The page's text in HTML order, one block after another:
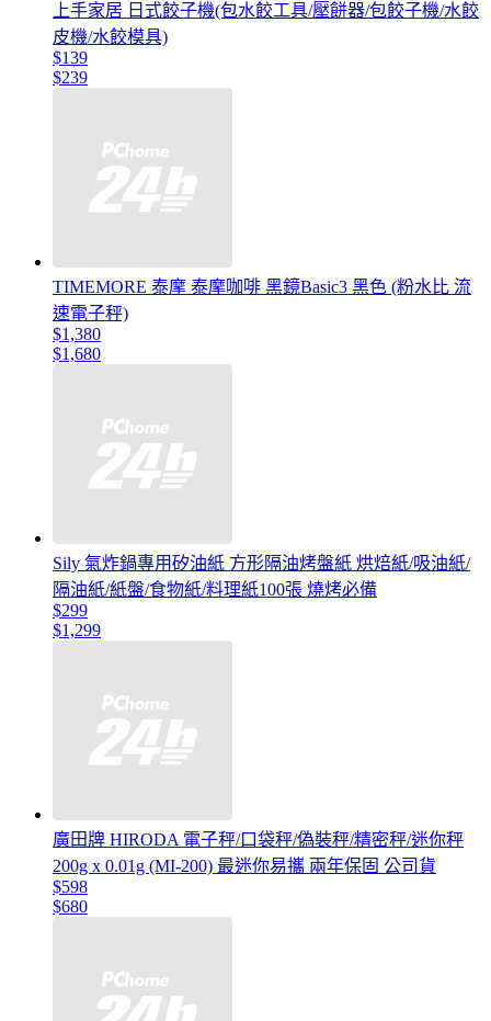
上手家居 日式餃子機(包水餃工具/壓餅器/包餃子機/水餃
皮機/水餃模具)
$139
$239
TIMEMORE 泰摩 泰摩咖啡 黑鏡Basic3 黑色 (粉水比 流
速電子秤)
$1,380
$1,680
Sily 氣炸鍋專用矽油紙 方形隔油烤盤紙 烘焙紙/吸油紙/
隔油紙/紙盤/食物紙/料理紙100張 燒烤必備
$299
$1,299
廣田牌 HIRODA 電子秤/口袋秤/偽裝秤/精密秤/迷你秤
200g x 0.01g (MI-200) 最迷你易攜 兩年保固 公司貨
$598
$680